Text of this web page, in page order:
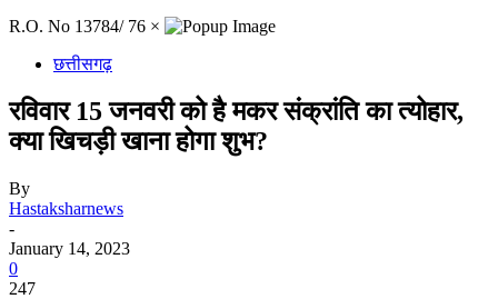
R.O. No 13784/ 76 ×
छत्तीसगढ़
रविवार 15 जनवरी को है मकर संक्रांति का त्योहार,
क्या खिचड़ी खाना होगा शुभ?
By
Hastaksharnews
-
January 14, 2023
0
247